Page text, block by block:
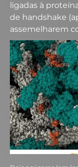
ligadas à
de handshake
assemelharem